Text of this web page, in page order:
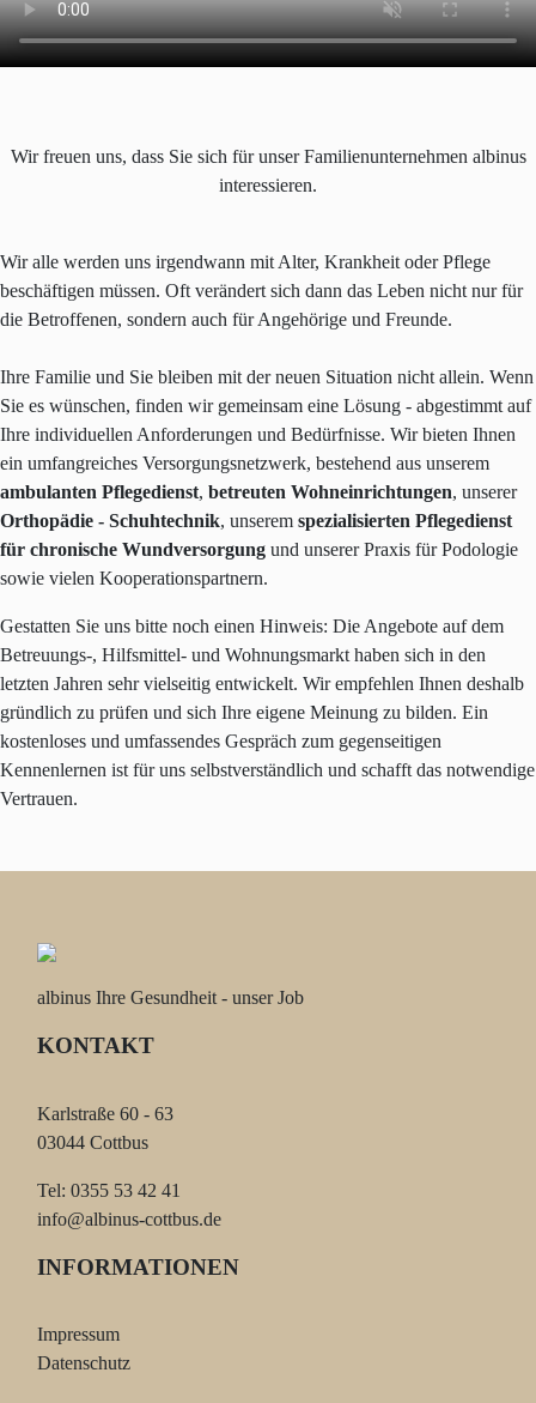
Wir freuen uns, dass Sie sich für unser Familienunternehmen albinus
interessieren.
Wir alle werden uns irgendwann mit Alter, Krankheit oder Pflege
beschäftigen müssen. Oft verändert sich dann das Leben nicht nur für
die Betroffenen, sondern auch für Angehörige und Freunde.
Ihre Familie und Sie bleiben mit der neuen Situation nicht allein. Wenn
Sie es wünschen, finden wir gemeinsam eine Lösung - abgestimmt auf
Ihre individuellen Anforderungen und Bedürfnisse. Wir bieten Ihnen
ein umfangreiches Versorgungsnetzwerk, bestehend aus unserem
ambulanten Pflegedienst, betreuten Wohneinrichtungen, unserer
Orthopädie - Schuhtechnik, unserem spezialisierten Pflegedienst
für chronische Wundversorgung und unserer Praxis für Podologie
sowie vielen Kooperationspartnern.
Gestatten Sie uns bitte noch einen Hinweis: Die Angebote auf dem
Betreuungs-, Hilfsmittel- und Wohnungsmarkt haben sich in den
letzten Jahren sehr vielseitig entwickelt. Wir empfehlen Ihnen deshalb
gründlich zu prüfen und sich Ihre eigene Meinung zu bilden. Ein
kostenloses und umfassendes Gespräch zum gegenseitigen
Kennenlernen ist für uns selbstverständlich und schafft das notwendige
Vertrauen.
albinus Ihre Gesundheit - unser Job
KONTAKT
Karlstraße 60 - 63
03044 Cottbus
Tel: 0355 53 42 41
info@albinus-cottbus.de
INFORMATIONEN
Impressum
Datenschutz